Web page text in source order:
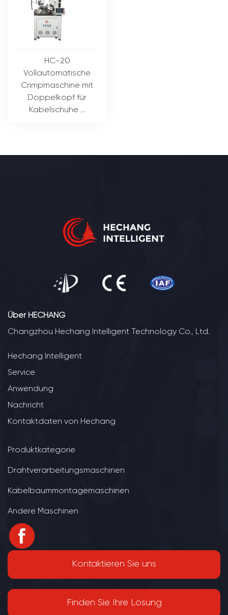
HC-20
Vollautomatische
Crimpmaschine mit
Doppelkopf für
Kabelschuhe ...
Über HECHANG
Changzhou Hechang Intelligent Technology Co., Ltd.
Hechang Intelligent
Service
Anwendung
Nachricht
Kontaktdaten von Hechang
Produktkategorie
Drahtverarbeitungsmaschinen
Kabelbaummontagemaschinen
Andere Maschinen
Kontaktieren Sie uns
Finden Sie Ihre Lösung